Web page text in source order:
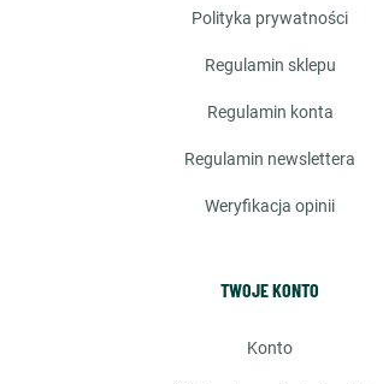
polityka prywatności
regulamin sklepu
regulamin konta
regulamin newslettera
weryfikacja opinii
TWOJE KONTO
konto